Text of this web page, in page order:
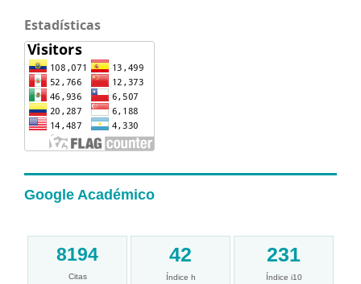
Estadísticas
Google Académico
8194
Citas
42
Índice h
231
Índice i10